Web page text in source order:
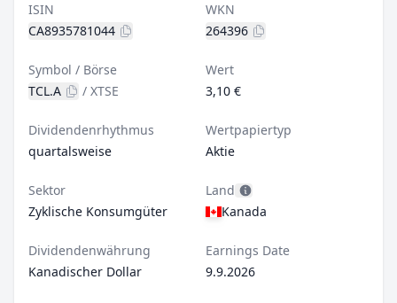
ISIN
CA8935781044
WKN
264396
Symbol / Börse
TCL.A
/ XTSE
Wert
3,10 €
Dividendenrhythmus
quartalsweise
Wertpapiertyp
Aktie
Sektor
Zyklische Konsumgüter
Land
Kanada
Dividendenwährung
Kanadischer Dollar
Earnings Date
9.9.2026